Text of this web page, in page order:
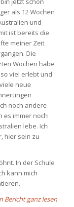
als 12 Wochen
und
ist bereits die
meiner Zeit
Die
Wochen habe
viel erlebt und
neue
noch andere
es immer noch
lebe. Ich
hier sein zu
In der Schule
kann mich
Bericht ganz lesen